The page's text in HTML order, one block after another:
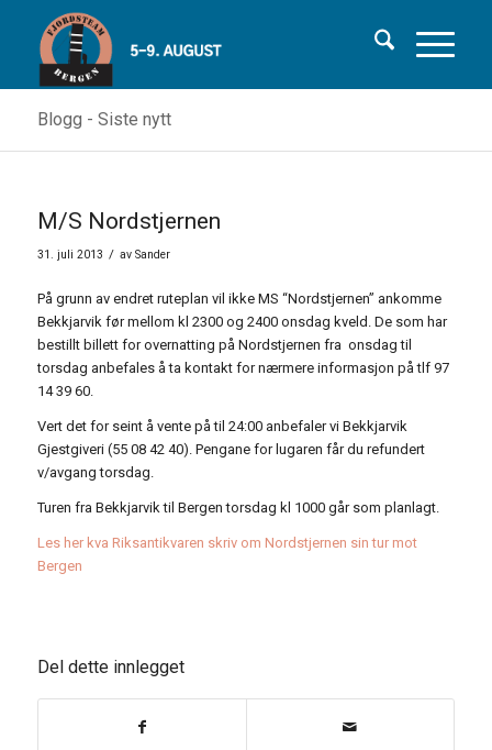
Blogg - Siste nytt
M/S Nordstjernen
31. juli 2013 / av Sander
På grunn av endret ruteplan vil ikke MS “Nordstjernen” ankomme
Bekkjarvik før mellom kl 2300 og 2400 onsdag kveld. De som har
bestillt billett for overnatting på Nordstjernen fra onsdag til
torsdag anbefales å ta kontakt for nærmere informasjon på tlf 97
14 39 60.
Vert det for seint å vente på til 24:00 anbefaler vi Bekkjarvik
Gjestgiveri (55 08 42 40). Pengane for lugaren får du refundert
v/avgang torsdag.
Turen fra Bekkjarvik til Bergen torsdag kl 1000 går som planlagt.
Les her kva Riksantikvaren skriv om Nordstjernen sin tur mot
Bergen
Del dette innlegget